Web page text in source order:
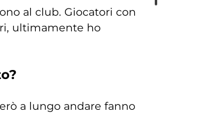
al club. Giocatori con
ultimamente ho
a lungo andare fanno